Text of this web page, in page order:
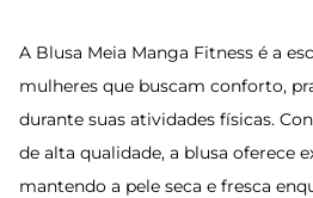
A Blusa Meia Manga Fitness é a
mulheres que buscam conforto,
durante suas atividades físicas.
de alta qualidade, a blusa oferece
mantendo a pele seca e fresca